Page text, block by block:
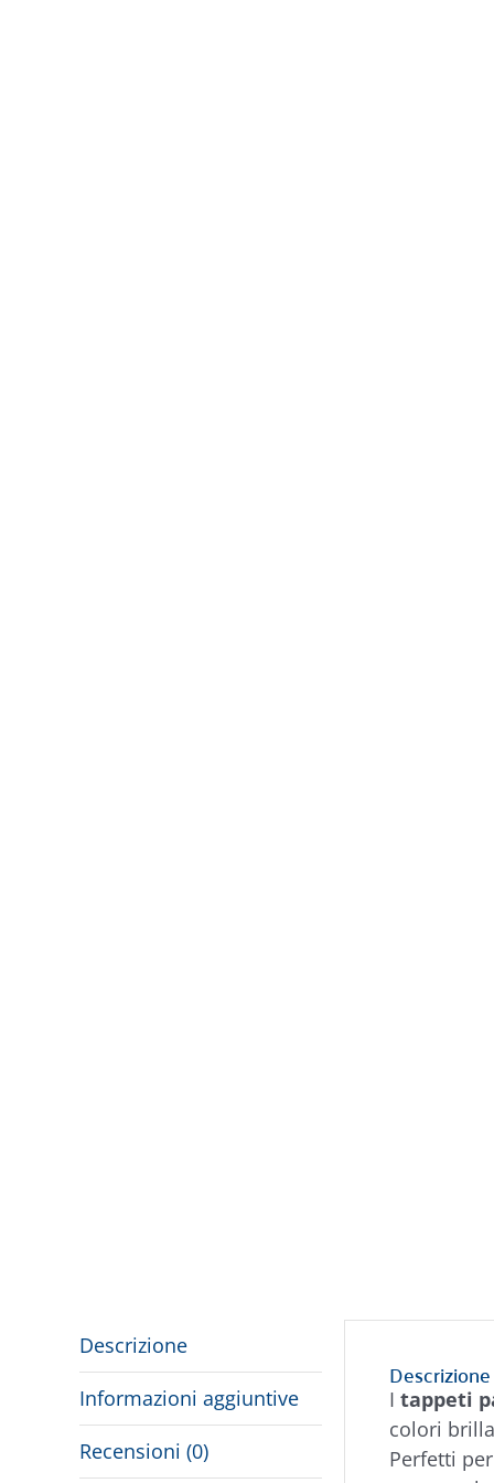
Descrizione
Informazioni aggiuntive
Recensioni (0)
Descrizione
I tappeti
colori
Perfetti